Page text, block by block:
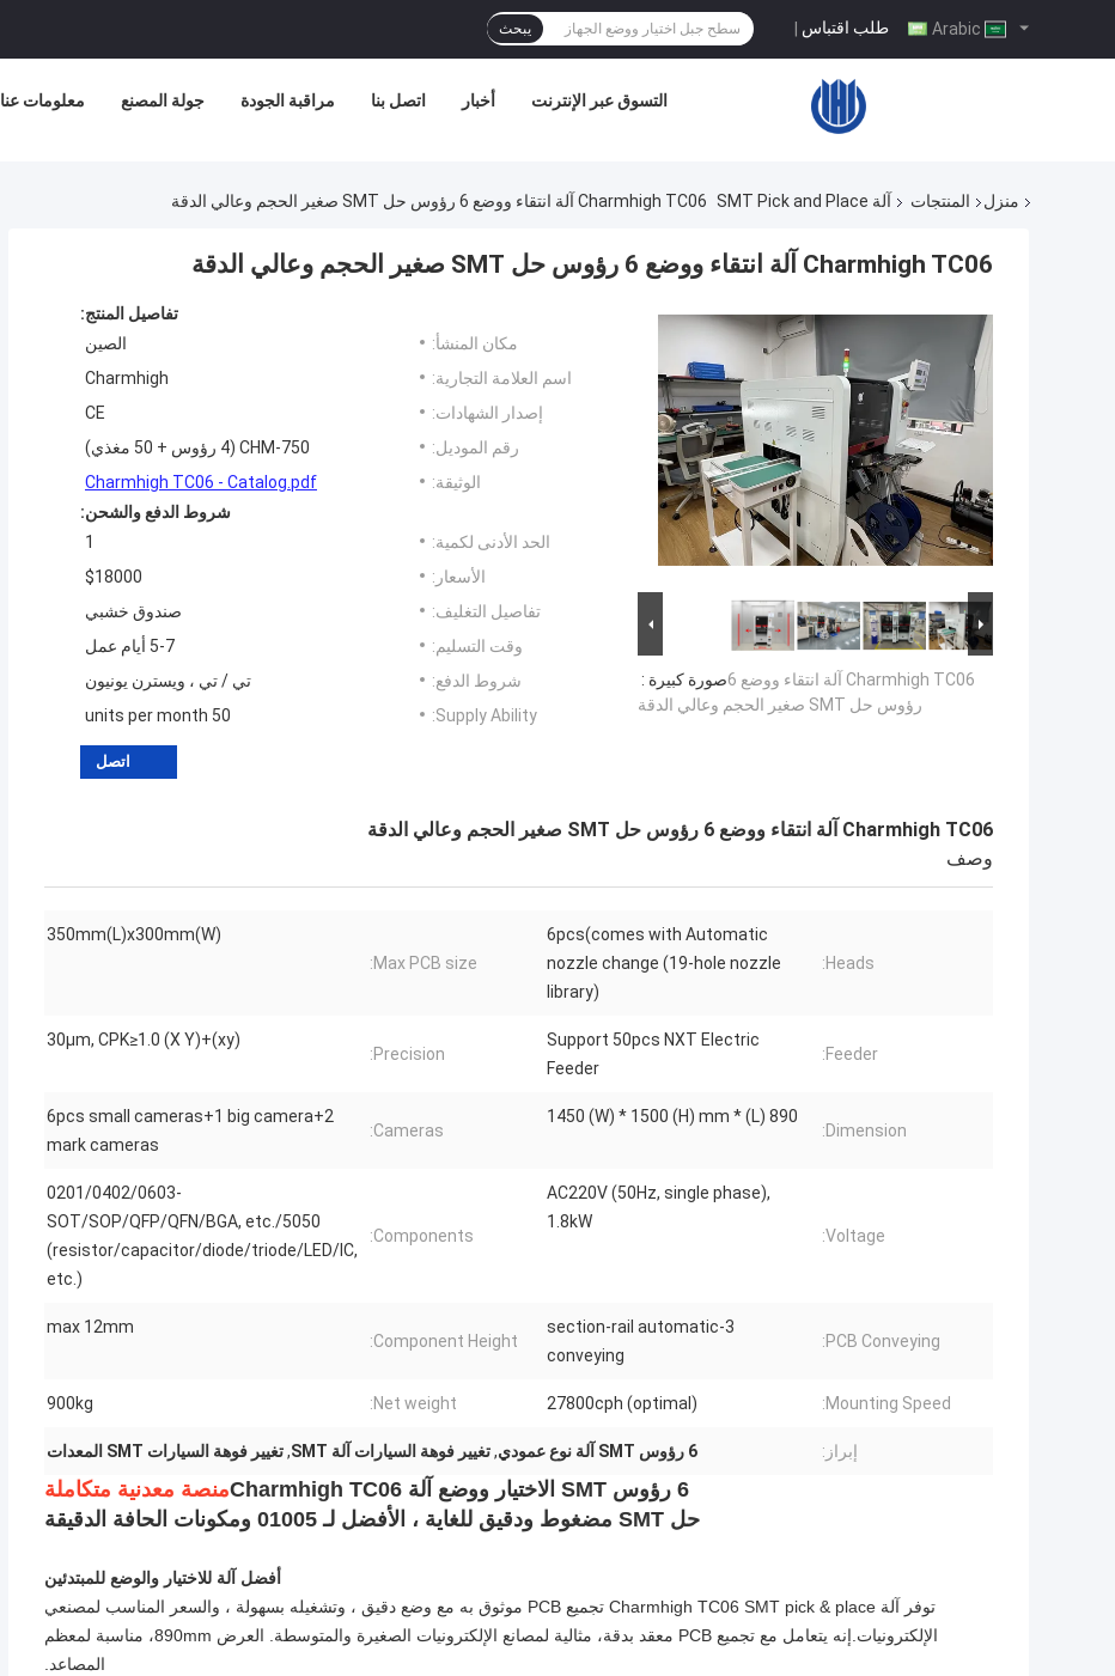
طلب اقتباس | يبحث
معلومات عنا جولة المصنع مراقبة الجودة اتصل بنا أخبار التسوق عبر الإنترنت
منزل المنتجات آلة SMT Pick and Place Charmhigh TC06 آلة انتقاء ووضع 6 رؤوس حل SMT صغير الحجم وعالي الدقة
Charmhigh TC06 آلة انتقاء ووضع 6 رؤوس حل SMT صغير الحجم وعالي الدقة
صورة كبيرة :Charmhigh TC06 آلة انتقاء ووضع 6
رؤوس حل SMT صغير الحجم وعالي الدقة
تفاصيل المنتج:
مكان المنشأ:
الصين
اسم العلامة التجارية:
Charmhigh
إصدار الشهادات:
CE
رقم الموديل:
CHM-750 (4 رؤوس + 50 مغذي)
الوثيقة:
Charmhigh TC06 - Catalog.pdf
شروط الدفع والشحن:
الحد الأدنى لكمية:
1
الأسعار:
$18000
تفاصيل التغليف:
صندوق خشبي
وقت التسليم:
5-7 أيام عمل
شروط الدفع:
تي / تي ، ويسترن يونيون
Supply Ability:
50 units per month
اتصل
Charmhigh TC06 آلة انتقاء ووضع 6 رؤوس حل SMT صغير الحجم وعالي الدقة
وصف
Heads:
6pcs(comes with Automatic
nozzle change (19-hole nozzle
library)
Max PCB size:
350mm(L)x300mm(W)
Feeder:
Support 50pcs NXT Electric
Feeder
Precision:
(xy)+30μm, CPK≥1.0 (X Y)
Dimension:
890 (L) * 1450 (W) * 1500 (H) mm
Cameras:
6pcs small cameras+1 big camera+2
mark cameras
Voltage:
AC220V (50Hz, single phase),
1.8kW
Components:
0201/0402/0603-
5050/SOT/SOP/QFP/QFN/BGA, etc.
(resistor/capacitor/diode/triode/LED/IC,
etc.)
PCB Conveying:
3-section-rail automatic
conveying
Component Height:
max 12mm
Mounting Speed:
27800cph (optimal)
Net weight:
900kg
إبراز: 6 رؤوس SMT آلة نوع عمودي ,تغيير فوهة السيارات آلة SMT ,تغيير فوهة السيارات SMT المعدات
6 رؤوس SMT الاختيار ووضع آلة Charmhigh TC06
منصة معدنية متكاملة
حل SMT مضغوط ودقيق للغاية ، الأفضل لـ 01005 ومكونات الحافة الدقيقة
أفضل آلة للاختيار والوضع للمبتدئين
توفر آلة Charmhigh TC06 SMT pick & place تجميع PCB موثوق به مع وضع دقيق ، وتشغيله بسهولة ، والسعر المناسب لمصنعي
الإلكترونيات.إنه يتعامل مع تجميع PCB معقد بدقة، مثالية لمصانع الإلكترونيات الصغيرة والمتوسطة. العرض 890mm، مناسبة لمعظم
المصاعد.